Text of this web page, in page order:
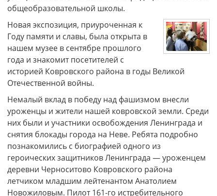
общеобразовательной школы.
Новая экспозиция, приуроченная к
Году памяти и славы, была открыта в
нашем музее в сентябре прошлого
года и знакомит посетителей с
историей Ковровского района в годы Великой
Отечественной войны.
Немалый вклад в победу над фашизмом внесли
уроженцы и жители нашей ковровской земли. Среди
них были и участники освобождения Ленинграда и
снятия блокады города на Неве. Ребята подробно
познакомились с биографией одного из
героических защитников Ленинграда — уроженцем
деревни Черноситово Ковровского района
летчиком младшим лейтенантом Анатолием
Новожиловым. Пилот 161-го истребительного